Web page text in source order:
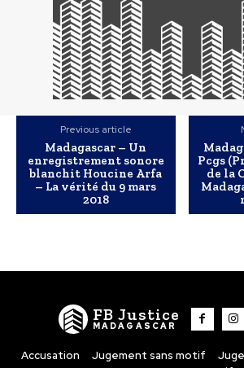
Previous article
Madagascar – Un
enregistrement sonore
blanchit Houcine Arfa
– La vérité du 9 mars
2018
Pcgs
de la
FB Justice
MADAGASCAR
Accusation Jugement sans motif